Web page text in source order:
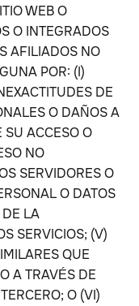
WEB O
O INTEGRADOS
AFILIADOS NO
POR: (I)
DE
O DAÑOS A
SU ACCESO O
NO
SERVIDORES O
O DATOS
LA
SERVICIOS; (V)
QUE
A TRAVÉS DE
O (VI)